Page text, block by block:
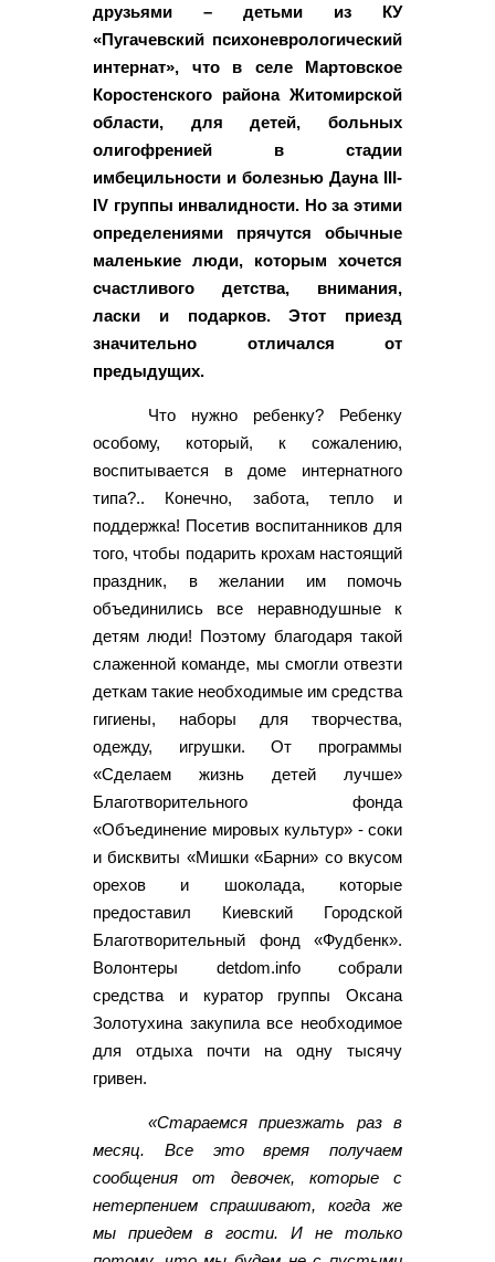
друзьями – детьми из КУ
«Пугачевский психоневрологический
интернат», что в селе Мартовское
Коростенского района Житомирской
области, для детей, больных
олигофренией в стадии
имбецильности и болезнью Дауна III-
IV группы инвалидности. Но за этими
определениями прячутся обычные
маленькие люди, которым хочется
счастливого детства, внимания,
ласки и подарков. Этот приезд
значительно отличался от
предыдущих.
Что нужно ребенку? Ребенку
особому, который, к сожалению,
воспитывается в доме интернатного
типа?.. Конечно, забота, тепло и
поддержка! Посетив воспитанников для
того, чтобы подарить крохам настоящий
праздник, в желании им помочь
объединились все неравнодушные к
детям люди! Поэтому благодаря такой
слаженной команде, мы смогли отвезти
деткам такие необходимые им средства
гигиены, наборы для творчества,
одежду, игрушки. От программы
«Сделаем жизнь детей лучше»
Благотворительного фонда
«Объединение мировых культур» - соки
и бисквиты «Мишки «Барни» со вкусом
орехов и шоколада, которые
предоставил Киевский Городской
Благотворительный фонд «Фудбенк».
Волонтеры detdom.info собрали
средства и куратор группы Оксана
Золотухина закупила все необходимое
для отдыха почти на одну тысячу
гривен.
«Стараемся приезжать раз в
месяц. Все это время получаем
сообщения от девочек, которые с
нетерпением спрашивают, когда же
мы приедем в гости. И не только